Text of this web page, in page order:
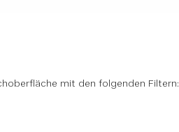
mit den folgenden Filtern: